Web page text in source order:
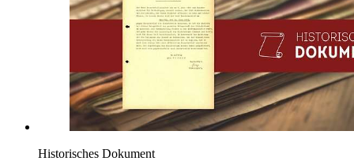
Historisches Dokument